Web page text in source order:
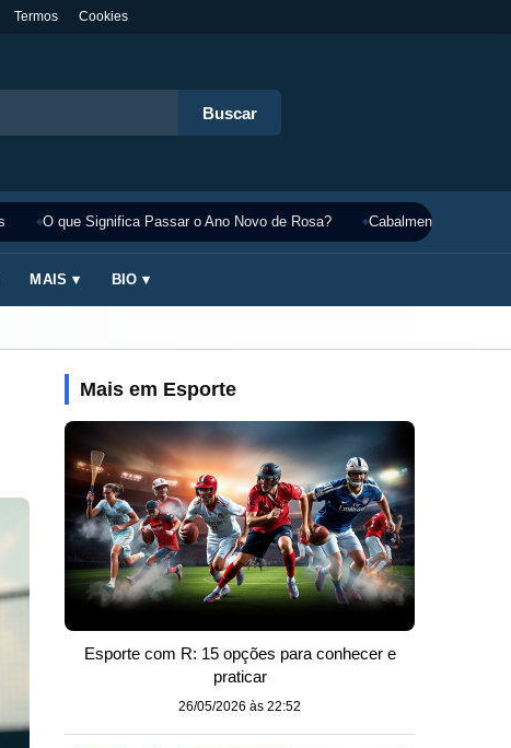
Termos Cookies
Buscar
O que Significa Passar o Ano Novo de Rosa? Cabalmente
MAIS ▾ BIO ▾
Mais em Esporte
Esporte com R: 15 opções para conhecer e
praticar
26/05/2026 às 22:52